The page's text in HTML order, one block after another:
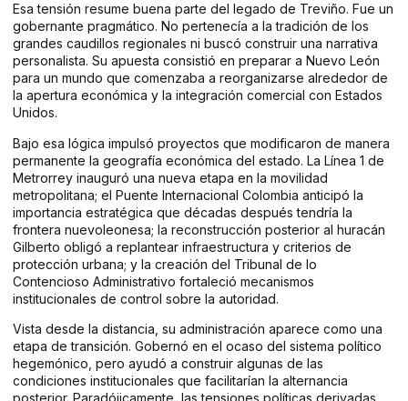
Esa tensión resume buena parte del legado de Treviño. Fue un
gobernante pragmático. No pertenecía a la tradición de los
grandes caudillos regionales ni buscó construir una narrativa
personalista. Su apuesta consistió en preparar a Nuevo León
para un mundo que comenzaba a reorganizarse alrededor de
la apertura económica y la integración comercial con Estados
Unidos.
Bajo esa lógica impulsó proyectos que modificaron de manera
permanente la geografía económica del estado. La Línea 1 de
Metrorrey inauguró una nueva etapa en la movilidad
metropolitana; el Puente Internacional Colombia anticipó la
importancia estratégica que décadas después tendría la
frontera nuevoleonesa; la reconstrucción posterior al huracán
Gilberto obligó a replantear infraestructura y criterios de
protección urbana; y la creación del Tribunal de lo
Contencioso Administrativo fortaleció mecanismos
institucionales de control sobre la autoridad.
Vista desde la distancia, su administración aparece como una
etapa de transición. Gobernó en el ocaso del sistema político
hegemónico, pero ayudó a construir algunas de las
condiciones institucionales que facilitarían la alternancia